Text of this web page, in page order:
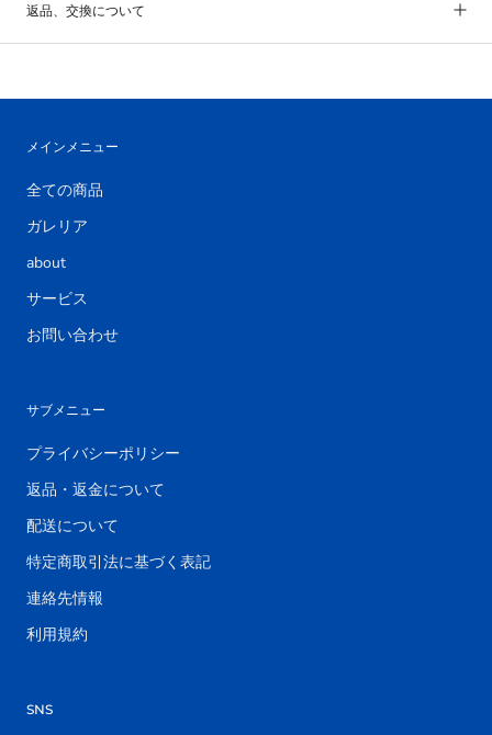
返品、交換について
メインメニュー
全ての商品
ガレリア
about
サービス
お問い合わせ
サブメニュー
プライバシーポリシー
返品・返金について
配送について
特定商取引法に基づく表記
連絡先情報
利用規約
SNS